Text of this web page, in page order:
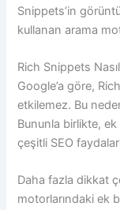
Snippets’in
kullanan arama
Rich Snippets
Google’a göre,
etkilemez. Bu
Bununla birlikte,
çeşitli SEO
Daha fazla dikkat
motorlarındaki ek